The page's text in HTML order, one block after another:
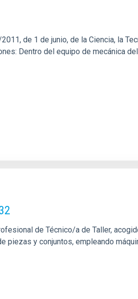
de 1 de junio, de la Ciencia, la
Dentro del equipo de mecánica
de Técnico/a de Taller,
piezas y conjuntos, empleando